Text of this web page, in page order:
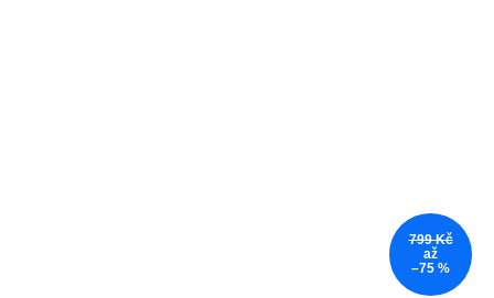
799 Kč
až
–75 %